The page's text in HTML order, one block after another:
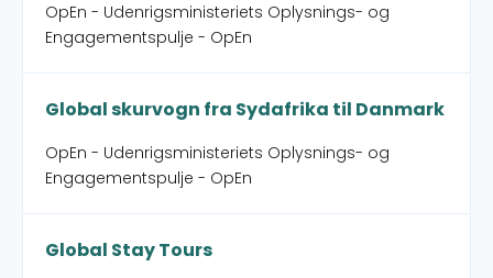
OpEn - Udenrigsministeriets Oplysnings- og
Engagementspulje - OpEn
Global skurvogn fra Sydafrika til Danmark
OpEn - Udenrigsministeriets Oplysnings- og
Engagementspulje - OpEn
Global Stay Tours